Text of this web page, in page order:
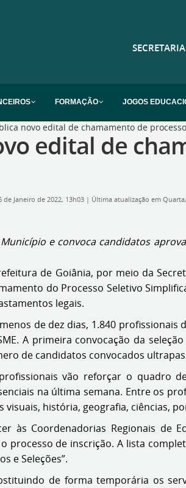
FORMAÇÃO JOGOS
novo edital de chamamento de
edital de
Janeiro de 2022, 13h03 | Última atualização em
e convoca candidatos
de Goiânia, por meio da
do Processo Seletivo
legais.
de dez dias, 1.840
A primeira convocação da
de candidatos convocados
vão reforçar o quadro
na última semana. Entre os
história, geografia, ciências,
às Coordenadorias Regionais
processo de inscrição. A lista
e Seleções”.
de forma temporária os